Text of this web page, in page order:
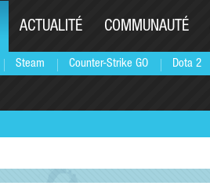
Steam Counter-Strike GO Dota 2
ACTUALITÉ COMMUNAUTÉ